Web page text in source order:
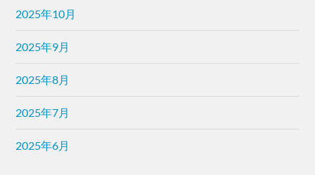
2025年10月
2025年9月
2025年8月
2025年7月
2025年6月